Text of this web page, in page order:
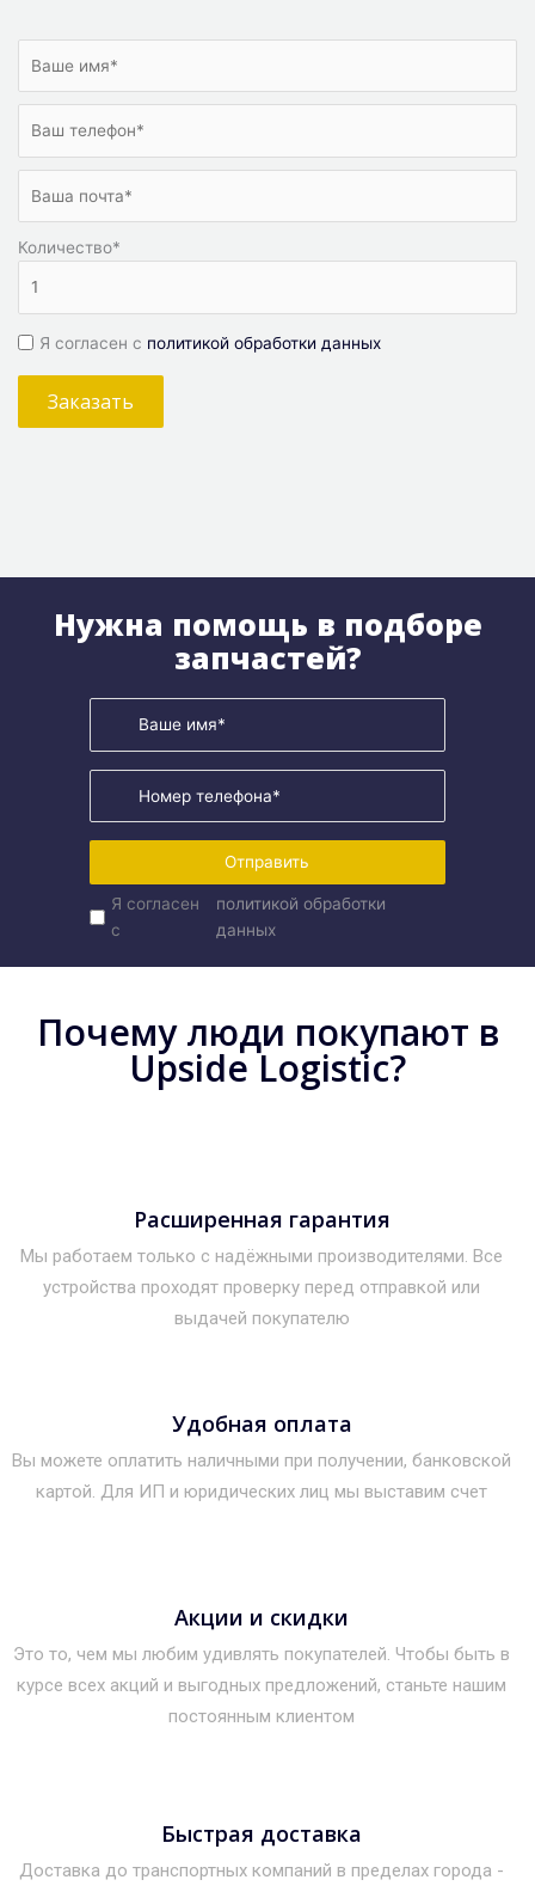
Количество*
Я согласен с политикой обработки данных
Заказать
Нужна помощь в подборе
запчастей?
Отправить
Я согласен
с
политикой обработки
данных
Почему люди покупают в
Upside Logistic?
Расширенная гарантия
Мы работаем только с надёжными производителями. Все
устройства проходят проверку перед отправкой или
выдачей покупателю
Удобная оплата
Вы можете оплатить наличными при получении, банковской
картой. Для ИП и юридических лиц мы выставим счет
Акции и скидки
Это то, чем мы любим удивлять покупателей. Чтобы быть в
курсе всех акций и выгодных предложений, станьте нашим
постоянным клиентом
Быстрая доставка
Доставка до транспортных компаний в пределах города -